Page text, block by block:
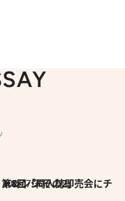
2026.7.30
第8回「同人誌即売会にチャレンジ その2」